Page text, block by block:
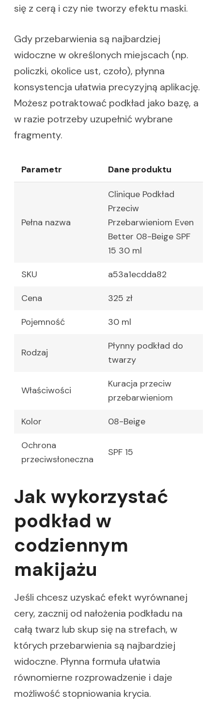
się z cerą i czy nie tworzy efektu maski.
Gdy przebarwienia są najbardziej
widoczne w określonych miejscach (np.
policzki, okolice ust, czoło), płynna
konsystencja ułatwia precyzyjną aplikację.
Możesz potraktować podkład jako bazę, a
w razie potrzeby uzupełnić wybrane
fragmenty.
Parametr Dane produktu
Pełna nazwa
Clinique Podkład
Przeciw
Przebarwieniom Even
Better 08-Beige SPF
15 30 ml
SKU a53a1ecdda82
Cena 325 zł
Pojemność 30 ml
Rodzaj
Płynny podkład do
twarzy
Właściwości
Kuracja przeciw
przebarwieniom
Kolor 08-Beige
Ochrona
przeciwsłoneczna
SPF 15
Jak wykorzystać
podkład w
codziennym
makijażu
Jeśli chcesz uzyskać efekt wyrównanej
cery, zacznij od nałożenia podkładu na
całą twarz lub skup się na strefach, w
których przebarwienia są najbardziej
widoczne. Płynna formuła ułatwia
równomierne rozprowadzenie i daje
możliwość stopniowania krycia.